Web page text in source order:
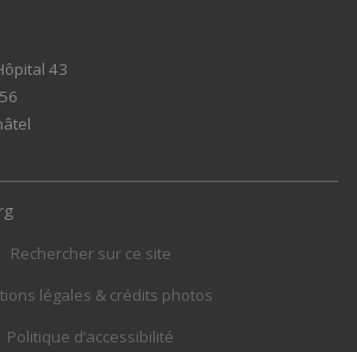
43
Rechercher sur ce site
légales & crédits photos
Politique d’accessibilité